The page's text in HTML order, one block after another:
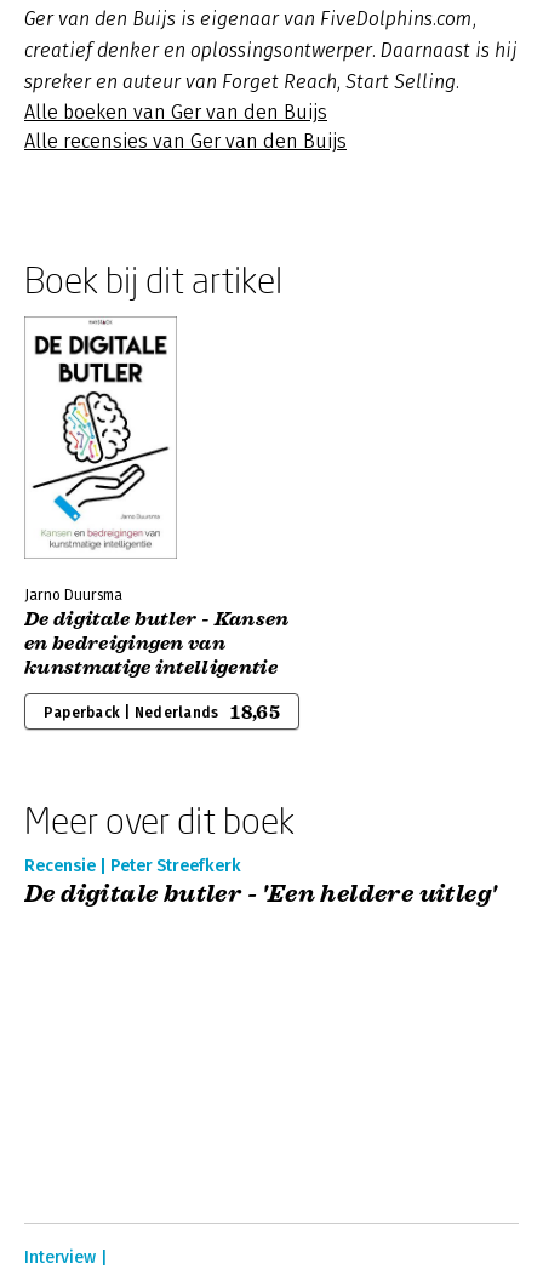
Ger van den Buijs is eigenaar van FiveDolphins.com,
creatief denker en oplossingsontwerper. Daarnaast is hij
spreker en auteur van Forget Reach, Start Selling.
Alle boeken van Ger van den Buijs
Alle recensies van Ger van den Buijs
Boek bij dit artikel
Jarno Duursma
De digitale butler - Kansen
en bedreigingen van
kunstmatige intelligentie
Paperback | Nederlands 18,65
Meer over dit boek
Recensie | Peter Streefkerk
De digitale butler - 'Een heldere uitleg'
Interview |